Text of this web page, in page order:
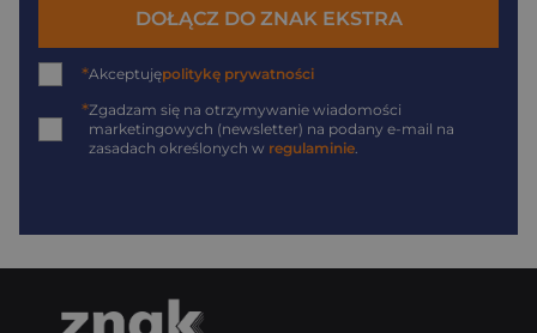
DOŁĄCZ DO ZNAK EKSTRA
*Akceptujępolitykę prywatności
*Zgadzam się na otrzymywanie wiadomości
marketingowych (newsletter) na podany e-mail na
zasadach określonych w regulaminie